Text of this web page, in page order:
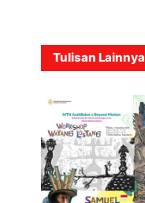
Tulisan Lainnya